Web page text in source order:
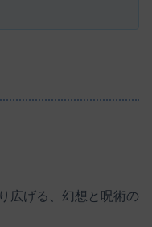
広げる、幻想と呪術の